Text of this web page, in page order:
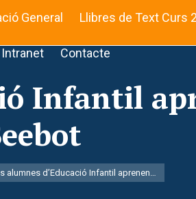
General Llibres de Text Curs
Intranet Contacte
Infantil
alumnes d’Educació Infantil aprenen…